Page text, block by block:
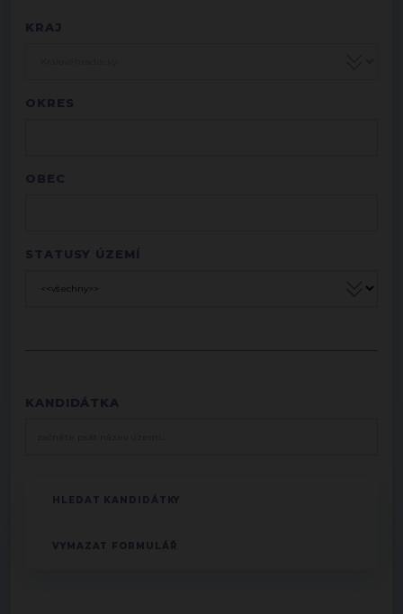
KRAJ
OKRES
OBEC
STATUSY ÚZEMÍ
KANDIDÁTKA